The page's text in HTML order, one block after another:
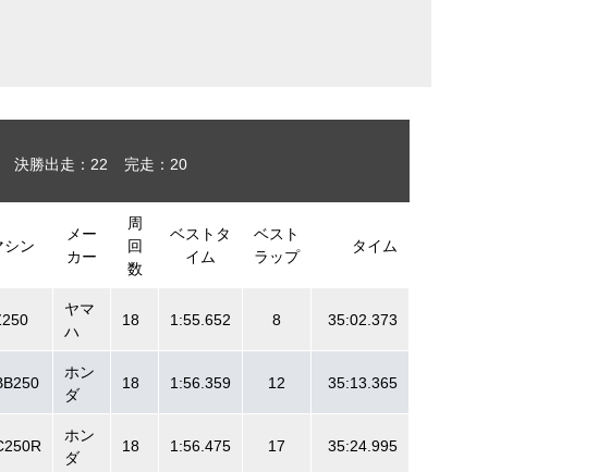
決勝出走：22
完走：20
シン
メー
カー
周
回
数
ベストタ
イム
ベスト
ラップ
タイム
ヤマ
ハ
18 1:55.652 8 35:02.373
ホン
ダ
18 1:56.359 12 35:13.365
ホン
ダ
18 1:56.475 17 35:24.995